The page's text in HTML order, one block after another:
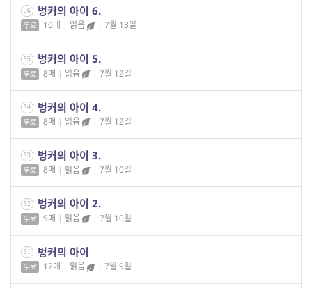
56 벙커의 아이 6.
무료 10매 | 읽음 | 7월 13일
55 벙커의 아이 5.
무료 8매 | 읽음 | 7월 12일
54 벙커의 아이 4.
무료 8매 | 읽음 | 7월 12일
53 벙커의 아이 3.
무료 8매 | 읽음 | 7월 10일
52 벙커의 아이 2.
무료 9매 | 읽음 | 7월 10일
51 벙커의 아이
무료 12매 | 읽음 | 7월 9일